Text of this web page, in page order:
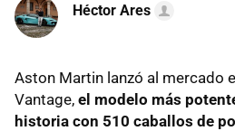
Héctor Ares
Aston Martin lanzó al mercado
Vantage, el modelo más
historia con 510 caballos de